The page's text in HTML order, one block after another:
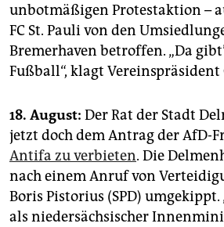
unbotmäßigen Protestaktion –
FC St. Pauli von den
Bremerhaven betroffen. „Da
Fußball“, klagt Vereinspräsident
18. August: Der Rat der Stadt
jetzt doch dem Antrag der AfD-
Antifa zu verbieten. Die
nach einem Anruf von
Boris Pistorius (SPD) umgekippt.
als niedersächsischer